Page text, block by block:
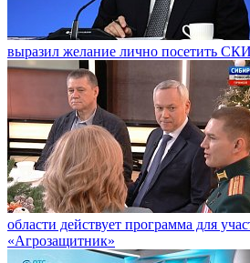
выразил желание лично посетить
области действует программа для
«Агрозащитник»